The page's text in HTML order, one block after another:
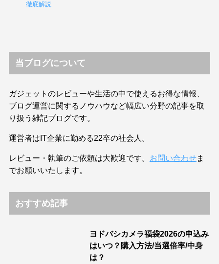
徹底解説
当ブログについて
ガジェットのレビューや生活の中で使えるお得な情報、
ブログ運営に関するノウハウなど幅広い分野の記事を取
り扱う雑記ブログです。
運営者はIT企業に勤める22卒の社会人。
レビュー・執筆のご依頼は大歓迎です。 お問い合わせま
でお願いいたします。
おすすめ記事
ヨドバシカメラ福袋2026の申込み
はいつ？購入方法/当選倍率/中身
は？